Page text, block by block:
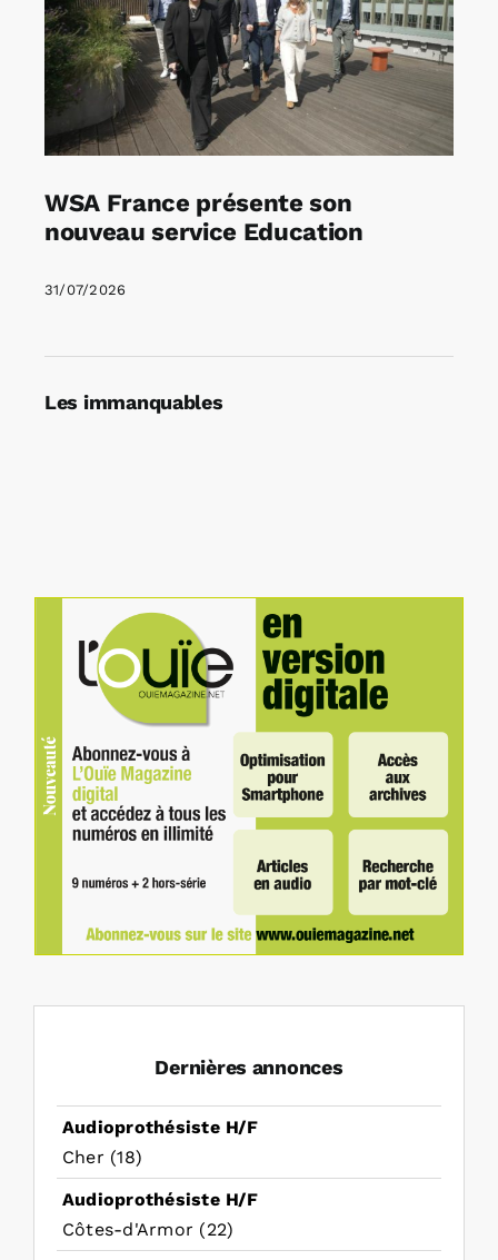
WSA France présente son
nouveau service Education
31/07/2026
Les immanquables
Dernières annonces
Audioprothésiste H/F
Cher (18)
Audioprothésiste H/F
Côtes-d'Armor (22)